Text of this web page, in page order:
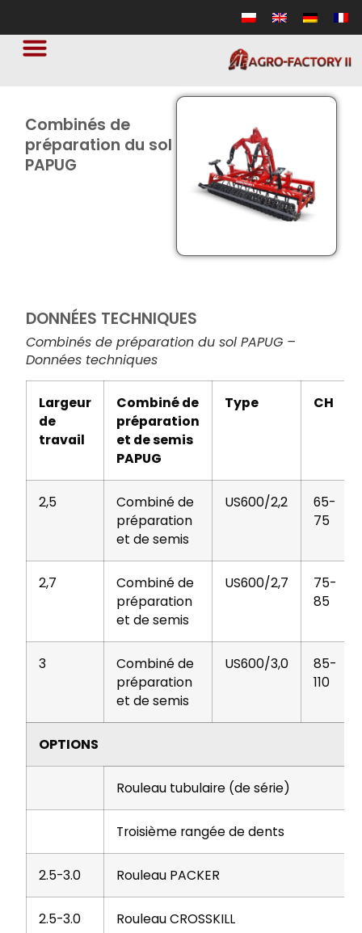
Combinés de
préparation du sol
PAPUG
DONNÉES TECHNIQUES
Combinés de préparation du sol PAPUG –
Données techniques
Largeur
de
travail
Combiné de
préparation
et de semis
PAPUG
Type CH
2,5
Combiné de
préparation
et de semis
US600/2,2
65-
75
2,7
Combiné de
préparation
et de semis
US600/2,7
75-
85
3
Combiné de
préparation
et de semis
US600/3,0
85-
110
OPTIONS
Rouleau tubulaire (de série)
Troisième rangée de dents
2.5-3.0 Rouleau PACKER
2.5-3.0 Rouleau CROSSKILL